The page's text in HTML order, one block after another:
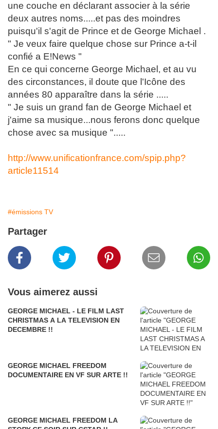
une couche en déclarant associer à la série
deux autres noms.....et pas des moindres
puisqu'il s'agit de Prince et de George Michael .
" Je veux faire quelque chose sur Prince a-t-il
confié a E!News "
En ce qui concerne George Michael, et au vu
des circonstances, il doute que l'Icône des
années 80 apparaître dans la série .....
" Je suis un grand fan de George Michael et
j'aime sa musique...nous ferons donc quelque
chose avec sa musique ".....
http://www.unificationfrance.com/spip.php?
article11514
#émissions TV
Partager
Vous aimerez aussi
GEORGE MICHAEL - LE FILM LAST
CHRISTMAS A LA TELEVISION EN
DECEMBRE !!
GEORGE MICHAEL FREEDOM
DOCUMENTAIRE EN VF SUR ARTE !!
GEORGE MICHAEL FREEDOM LA